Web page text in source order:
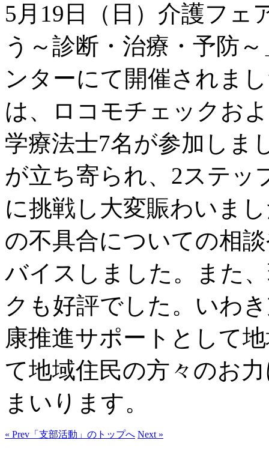
5月19日（日）介護フェ
う～診断・治療・予防
ンターにて開催されま
は、ロコモチェックお
学療法士7名が参加しま
が立ち寄られ、2ステッ
に挑戦し大変賑わいま
の不具合についての相
バイスしました。また
クも好評でした。いわ
康推進サポートとして
て地域住民の方々のお
まいります。
« Prev 「支部活動」のトップへ Next »